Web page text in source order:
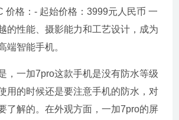
价格：- 起始价格：3999元人民币 一
的性能、摄影能力和工艺设计，成为
端智能手机。
，一加7pro这款手机是没有防水等级
用的时候还是要注意手机的防水，对
了解的。在外观方面，一加7pro的屏